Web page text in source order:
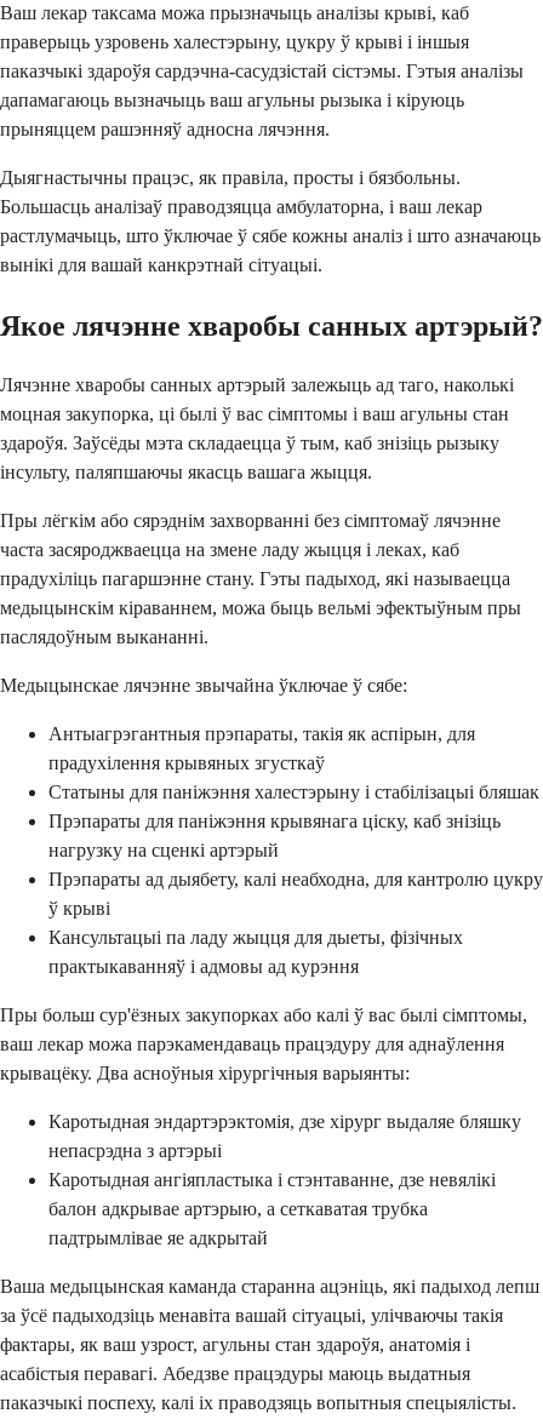
Ваш лекар таксама можа прызначыць аналізы крыві, каб
праверыць узровень халестэрыну, цукру ў крыві і іншыя
паказчыкі здароўя сардэчна-сасудзістай сістэмы. Гэтыя аналізы
дапамагаюць вызначыць ваш агульны рызыка і кіруюць
прыняццем рашэнняў адносна лячэння.
Дыягнастычны працэс, як правіла, просты і бязбольны.
Большасць аналізаў праводзяцца амбулаторна, і ваш лекар
растлумачыць, што ўключае ў сябе кожны аналіз і што азначаюць
вынікі для вашай канкрэтнай сітуацыі.
Якое лячэнне хваробы санных артэрый?
Лячэнне хваробы санных артэрый залежыць ад таго, наколькі
моцная закупорка, ці былі ў вас сімптомы і ваш агульны стан
здароўя. Заўсёды мэта складаецца ў тым, каб знізіць рызыку
інсульту, паляпшаючы якасць вашага жыцця.
Пры лёгкім або сярэднім захворванні без сімптомаў лячэнне
часта засяроджваецца на змене ладу жыцця і леках, каб
прадухіліць пагаршэнне стану. Гэты падыход, які называецца
медыцынскім кіраваннем, можа быць вельмі эфектыўным пры
паслядоўным выкананні.
Медыцынскае лячэнне звычайна ўключае ў сябе:
Антыагрэгантныя прэпараты, такія як аспірын, для
прадухілення крывяных згусткаў
Статыны для паніжэння халестэрыну і стабілізацыі бляшак
Прэпараты для паніжэння крывянага ціску, каб знізіць
нагрузку на сценкі артэрый
Прэпараты ад дыябету, калі неабходна, для кантролю цукру
ў крыві
Кансультацыі па ладу жыцця для дыеты, фізічных
практыкаванняў і адмовы ад курэння
Пры больш сур'ёзных закупорках або калі ў вас былі сімптомы,
ваш лекар можа парэкамендаваць працэдуру для аднаўлення
крывацёку. Два асноўныя хірургічныя варыянты:
Каротыдная эндартэрэктомія, дзе хірург выдаляе бляшку
непасрэдна з артэрыі
Каротыдная ангіяпластыка і стэнтаванне, дзе невялікі
балон адкрывае артэрыю, а сеткаватая трубка
падтрымлівае яе адкрытай
Ваша медыцынская каманда старанна ацэніць, які падыход лепш
за ўсё падыходзіць менавіта вашай сітуацыі, улічваючы такія
фактары, як ваш узрост, агульны стан здароўя, анатомія і
асабістыя перавагі. Абедзве працэдуры маюць выдатныя
паказчыкі поспеху, калі іх праводзяць вопытныя спецыялісты.